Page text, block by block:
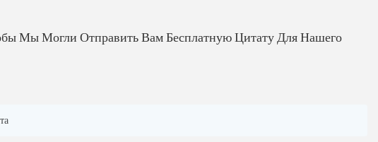
Мы Могли Отправить Вам Бесплатную Цитату Для Нашего